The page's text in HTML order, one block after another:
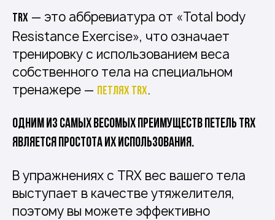
TRX — это аббревиатура от «Total body
Resistance Exercise», что означает
тренировку с использованием веса
собственного тела на специальном
тренажере — петлях TRX.
Одним из самых весомых преимуществ петель TRX
является простота их использования.
В упражнениях с TRX вес вашего тела
выступает в качестве утяжелителя,
поэтому вы можете эффективно